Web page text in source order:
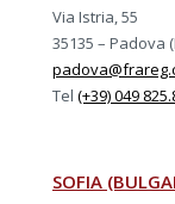
Via Istria, 55
35135 – Padova
Tel (+39) 049
SOFIA